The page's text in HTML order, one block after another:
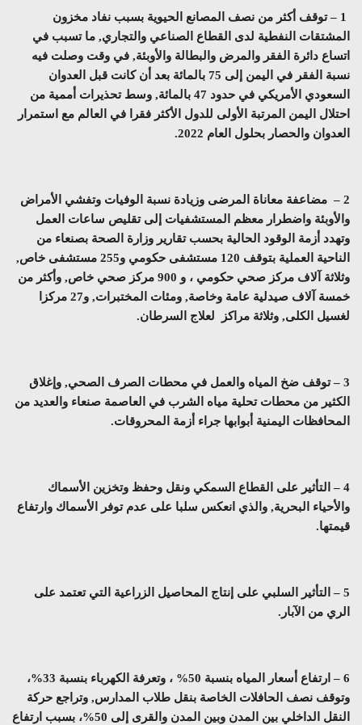
1 – توقف أكثر من نصف المصانع الحيوية بسبب نفاد مخزون
المشتقات النفطية لدى القطاع الصناعي والتجاري, ما تسبب في
اتساع دائرة الفقر والمرض والبطالة والأوبئة, في وقت وصلت فيه
نسبة الفقر في اليمن إلى 75 بالمائة بعد أن كانت قبل العدوان
السعودي الأمريكي في حدود 47 بالمائة, وسط تحذيرات أممية من
احتلال اليمن المرتبة الأولى للدول الأكثر فقرا في العالم مع استمرار
العدوان والحصار بحلول العام 2022.
2 – مضاعفة معاناة المرضى وزيادة نسبة الوفيات وتفشي الأمراض
والأوبئة واضطرار معظم المستشفيات إلى تقليص ساعات العمل
وتهدد أزمة الوقود الحالية بحسب تقارير وزارة الصحة بصنعاء من
الناحية العملية بتوقف 120 مستشفى حكومي و255 مستشفى خاص,
وثلاثة آلاف مركز صحي حكومي ، و 900 مركز صحي خاص, وأكثر من
خمسة آلاف صيدلية عامة وخاصة, ومئات المختبرات, و27 مركزا
لغسيل الكلى, وثلاثة مراكز لعلاج السرطان.
3 – توقف ضخ المياه والعمل في محطات الصرف الصحي, وإغلاق
الكثير من محطات تحلية مياه الشرب في العاصمة صنعاء والعديد من
المحافظات اليمنية أبوابها جراء أزمة المحروقات.
4 – التأثير على القطاع السمكي ونقل وحفظ وتخزين الأسماك
والأحياء البحرية, والذي انعكس سلبا على عدم توفر الأسماك وارتفاع
قيمتها.
5 – التأثير السلبي على إنتاج المحاصيل الزراعية التي تعتمد على
الري من الآبار.
6 – ارتفاع أسعار المياه بنسبة 50% ، وتعرفة الكهرباء بنسبة 33%،
وتوقف نصف الحافلات الخاصة بنقل طلاب المدارس, وتراجع حركة
النقل الداخلي بين المدن وبين المدن والقرى إلى 50%، بسبب ارتفاع